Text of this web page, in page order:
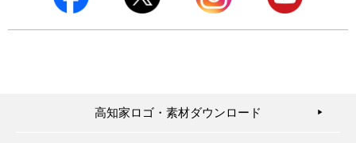
高知家ロゴ・素材ダウンロード ▶︎